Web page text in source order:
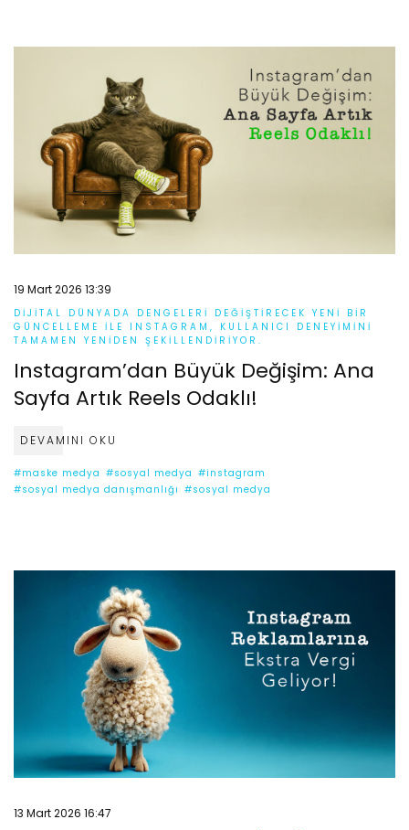
19 Mart 2026 13:39
DIJITAL DÜNYADA DENGELERI DEĞIŞTIRECEK YENI BIR
GÜNCELLEME ILE INSTAGRAM, KULLANICI DENEYIMINI
TAMAMEN YENIDEN ŞEKILLENDIRIYOR.
Instagram’dan Büyük Değişim: Ana
Sayfa Artık Reels Odaklı!
DEVAMINI OKU
#maske medya #sosyal medya #instagram
#sosyal medya danışmanlığı #sosyal medya
13 Mart 2026 16:47